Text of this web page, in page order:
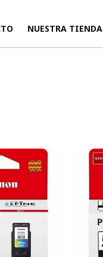
NUESTRA TIENDA